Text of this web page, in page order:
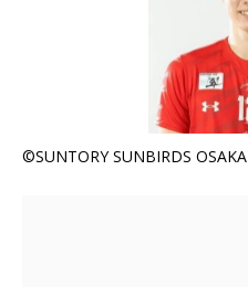
©SUNTORY SUNBIRDS OSAKA